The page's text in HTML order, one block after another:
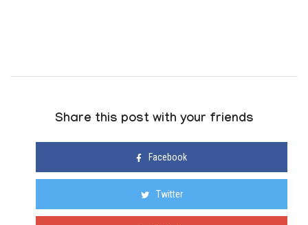
Share this post with your friends
Facebook
Twitter